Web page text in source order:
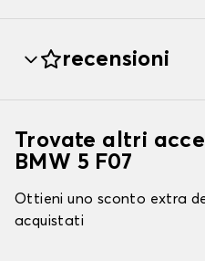
recensioni
Trovate altri
BMW 5 F07
Ottieni uno sconto extra
acquistati